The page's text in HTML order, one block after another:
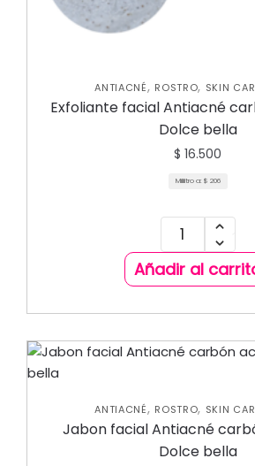
ANTIACNÉ, ROSTRO, SKIN
Exfoliante facial Antiacné
Dolce bella
$ 16.500
Mililitro a: $ 206
Añadir al
ANTIACNÉ, ROSTRO, SKIN
Jabon facial Antiacné
Dolce bella